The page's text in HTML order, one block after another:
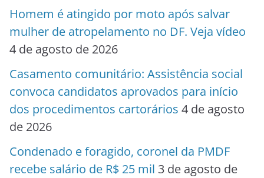
Homem é atingido por moto após salvar
mulher de atropelamento no DF. Veja vídeo
4 de agosto de 2026
Casamento comunitário: Assistência social
convoca candidatos aprovados para início
dos procedimentos cartorários 4 de agosto
de 2026
Condenado e foragido, coronel da PMDF
recebe salário de R$ 25 mil 3 de agosto de